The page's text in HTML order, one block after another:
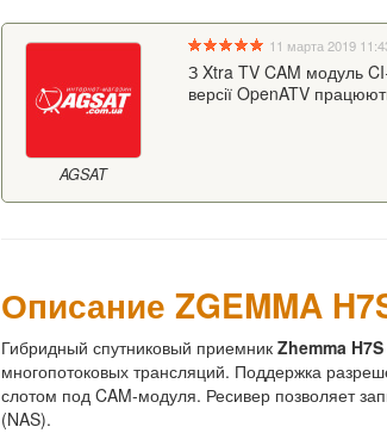
AGSAT
11 марта 2019
З Xtra TV CAM модуль
версії OpenATV
Описание ZGEMMA
Гибридный спутниковый приемник Zhemma H7S
многопотоковых трансляций. Поддержка
слотом под CAM-модуля. Ресивер позволяет
(NAS).